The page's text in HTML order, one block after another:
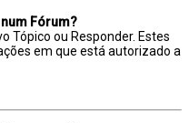
Fórum?
Tópico ou Responder. Estes
em que está autorizado a